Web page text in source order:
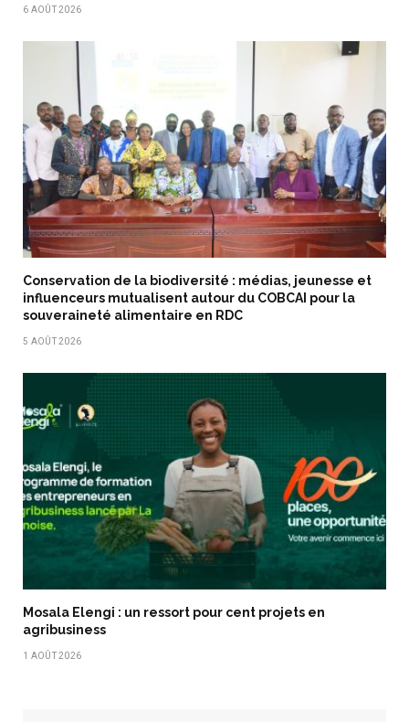
6 AOÛT 2026
Conservation de la biodiversité : médias, jeunesse et
influenceurs mutualisent autour du COBCAI pour la
souveraineté alimentaire en RDC
5 AOÛT 2026
Mosala Elengi : un ressort pour cent projets en
agribusiness
1 AOÛT 2026